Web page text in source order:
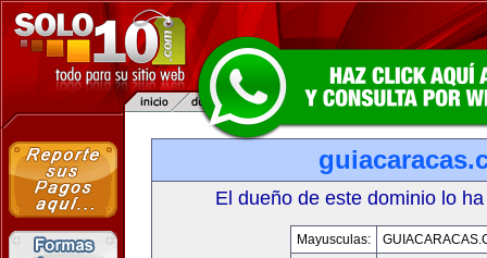
El dueño de este dominio lo
Mayusculas: